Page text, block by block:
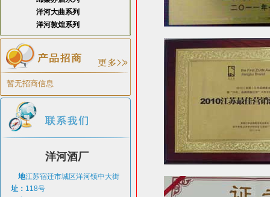
洋河大曲系列
洋河敦煌系列
暂无招商信息
洋河酒厂
地
址：
江苏宿迁市城区洋河镇中大街
118号